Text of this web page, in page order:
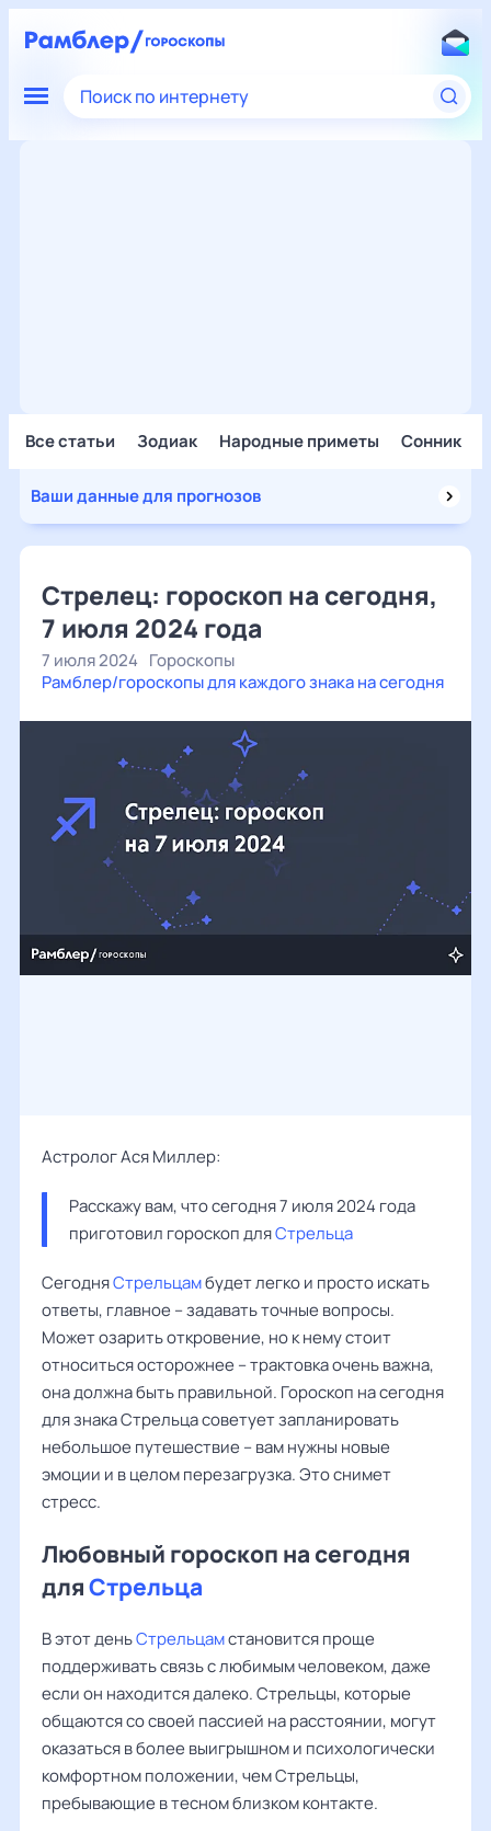
Поиск по интернету
Все статьи Зодиак Народные приметы Сонник
Ваши данные для прогнозов
Стрелец: гороскоп на сегодня,
7 июля 2024 года
7 июля 2024 Гороскопы
Рамблер/гороскопы для каждого знака на сегодня
Астролог Ася Миллер:
Расскажу вам, что сегодня 7 июля 2024 года
приготовил гороскоп для Стрельца
СегодняСтрельцамбудет легко и просто искать
ответы, главное – задавать точные вопросы.
Может озарить откровение, но к нему стоит
относиться осторожнее – трактовка очень важна,
она должна быть правильной. Гороскоп на сегодня
для знака Стрельца советует запланировать
небольшое путешествие – вам нужны новые
эмоции и в целом перезагрузка. Это снимет
стресс.
Любовный гороскоп на сегодня
дляСтрельца
В этот деньСтрельцамстановится проще
поддерживать связь с любимым человеком, даже
если он находится далеко. Стрельцы, которые
общаются со своей пассией на расстоянии, могут
оказаться в более выигрышном и психологически
комфортном положении, чем Стрельцы,
пребывающие в тесном близком контакте.